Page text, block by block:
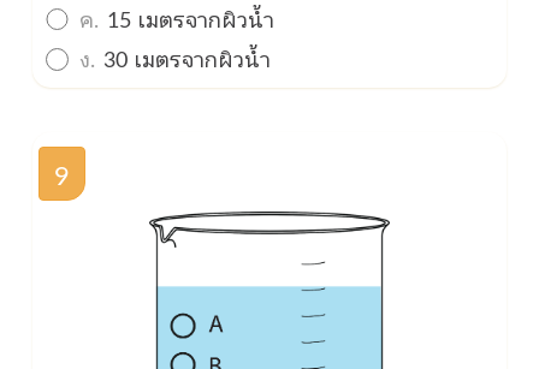
ค. 15 เมตรจากผิวน้ำ
ง. 30 เมตรจากผิวน้ำ
9